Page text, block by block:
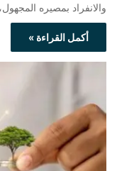
والانفراد بمصيره
أكمل القراءة »